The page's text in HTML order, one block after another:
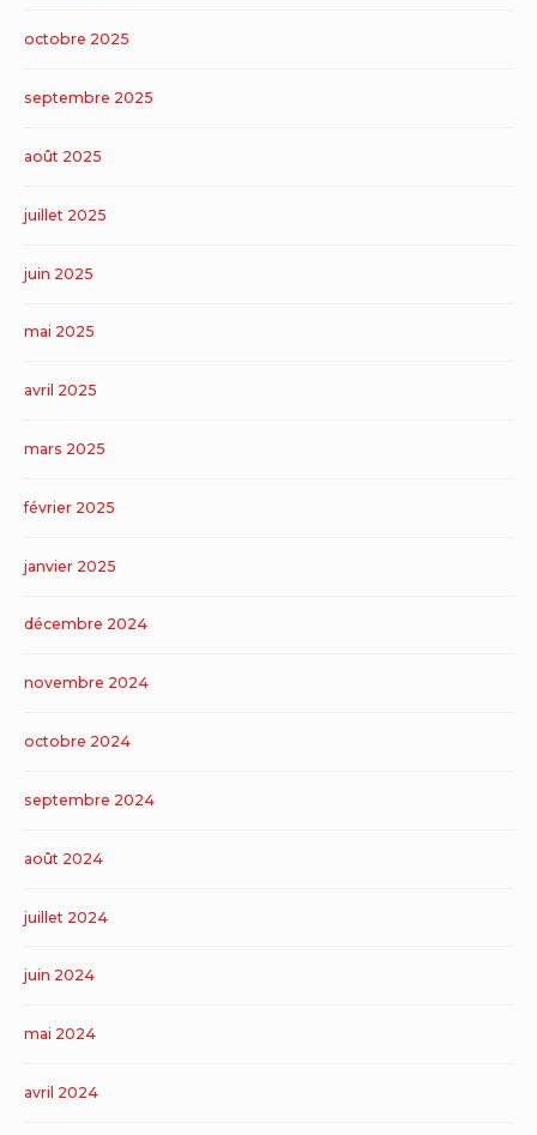
octobre 2025
septembre 2025
août 2025
juillet 2025
juin 2025
mai 2025
avril 2025
mars 2025
février 2025
janvier 2025
décembre 2024
novembre 2024
octobre 2024
septembre 2024
août 2024
juillet 2024
juin 2024
mai 2024
avril 2024